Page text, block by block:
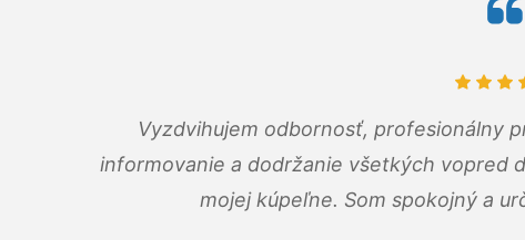
Vyzdvihujem odbornosť, profesionálny
informovanie a dodržanie všetkých vopred
mojej kúpeľne. Som spokojný a